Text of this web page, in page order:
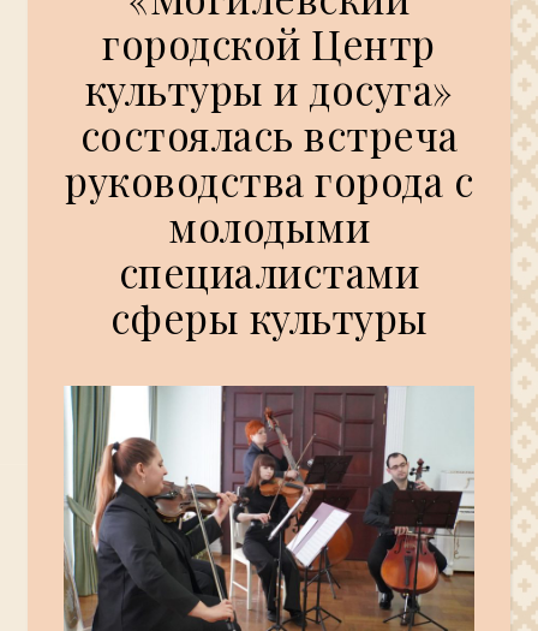
городской Центр
культуры и досуга»
состоялась встреча
руководства города с
молодыми
специалистами
сферы культуры